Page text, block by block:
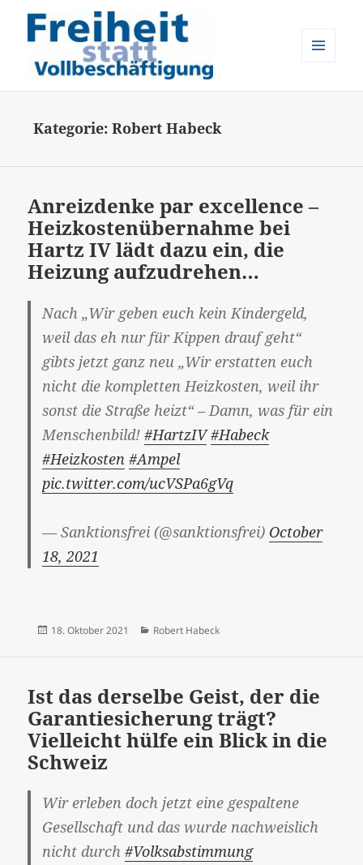
Kategorie:Robert Habeck
Anreizdenke par excellence –
Heizkostenübernahme bei
Hartz IV lädt dazu ein, die
Heizung aufzudrehen…
Nach „Wir geben euch kein Kindergeld,
weil das eh nur für Kippen drauf geht“
gibts jetzt ganz neu „Wir erstatten euch
nicht die kompletten Heizkosten, weil ihr
sonst die Straße heizt“ – Damn, was für ein
Menschenbild!#HartzIV #Habeck
#Heizkosten #Ampel
pic.twitter.com/ucVSPa6gVq
— Sanktionsfrei (@sanktionsfrei) October
18, 2021
Veröffentlicht
18. Oktober 2021 Kategorien
Robert Habeck
Ist das derselbe Geist, der die
Garantiesicherung trägt?
Vielleicht hülfe ein Blick in die
Schweiz
Wir erleben doch jetzt eine gespaltene
Gesellschaft und das wurde nachweislich
nicht durch#Volksabstimmung